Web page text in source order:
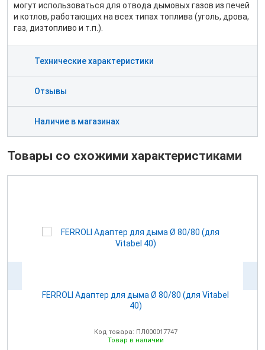
могут использоваться для отвода дымовых газов из печей
и котлов, работающих на всех типах топлива (уголь, дрова,
газ, дизтопливо и т.п.).
Технические характеристики
Отзывы
Наличие в магазинах
Товары со схожими характеристиками
FERROLI Адаптер для дыма Ø 80/80 (для Vitabel
40)
Код товара: ПЛ000017747
Товар в наличии